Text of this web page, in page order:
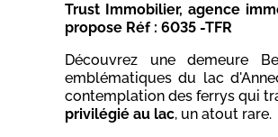
Trust Immobilier, agence
propose Réf : 6035 -TFR
Découvrez une demeure
emblématiques du lac
contemplation des ferrys qui
privilégié au lac, un atout rare.